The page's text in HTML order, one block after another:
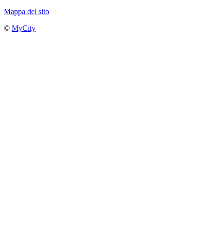
Mappa del sito
© MyCity